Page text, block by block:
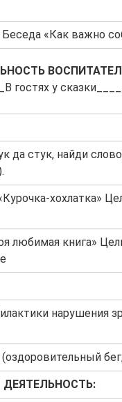
Беседа «Как важно
гостях у
да стук, найди
хохлатка»
любимая книга»
нарушения
(оздоровительный
ДЕЯТЕЛЬНОСТЬ: